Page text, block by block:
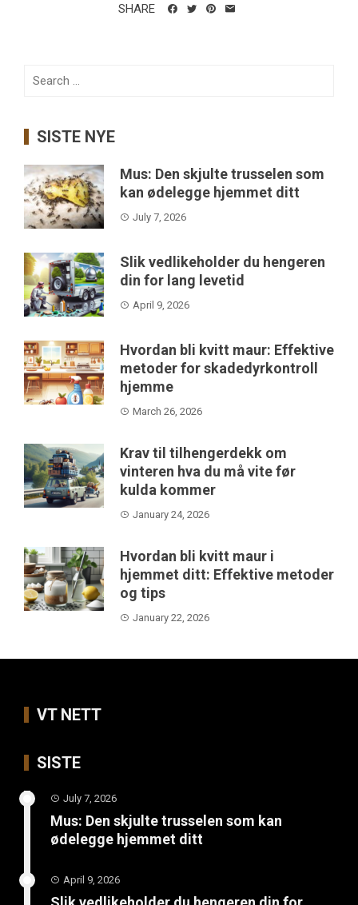
SHARE
Search
SISTE NYE
Mus: Den skjulte trusselen som
kan ødelegge hjemmet ditt
July 7, 2026
Slik vedlikeholder du hengeren
din for lang levetid
April 9, 2026
Hvordan bli kvitt maur: Effektive
metoder for skadedyrkontroll
hjemme
March 26, 2026
Krav til tilhengerdekk om
vinteren hva du må vite før
kulda kommer
January 24, 2026
Hvordan bli kvitt maur i
hjemmet ditt: Effektive metoder
og tips
January 22, 2026
VT NETT
SISTE
July 7, 2026
Mus: Den skjulte trusselen som kan
ødelegge hjemmet ditt
April 9, 2026